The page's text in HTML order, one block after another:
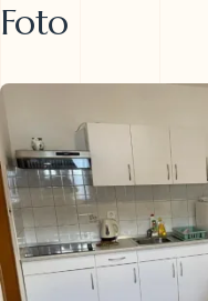
Foto